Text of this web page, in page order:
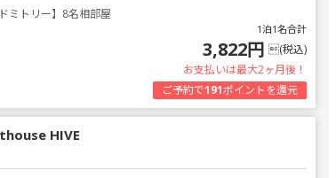
ミトリー】8名相部屋
1泊1名合計
3,822円 (税込)
お支払いは最大2ヶ月後！
ご予約で191ポイントを還元
HIVE